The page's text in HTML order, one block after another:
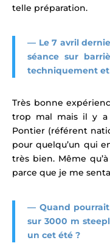
telle préparation.
— Le 7 avril
séance sur
techniquement et
Très bonne
trop mal mais il y a
Pontier (référent
pour quelqu’un qui
très bien. Même
parce que je me
— Quand
sur 3000 m
un cet été ?